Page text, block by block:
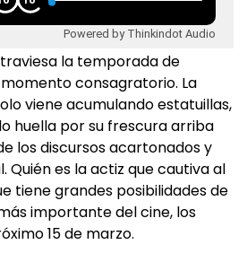
Powered by Thinkindot Audio
la temporada de
consagratorio. La
viene acumulando estatuillas,
huella por su frescura arriba
los discursos acartonados y
Quién es la actiz que cautiva al
tiene grandes posibilidades de
importante del cine, los
15 de marzo.